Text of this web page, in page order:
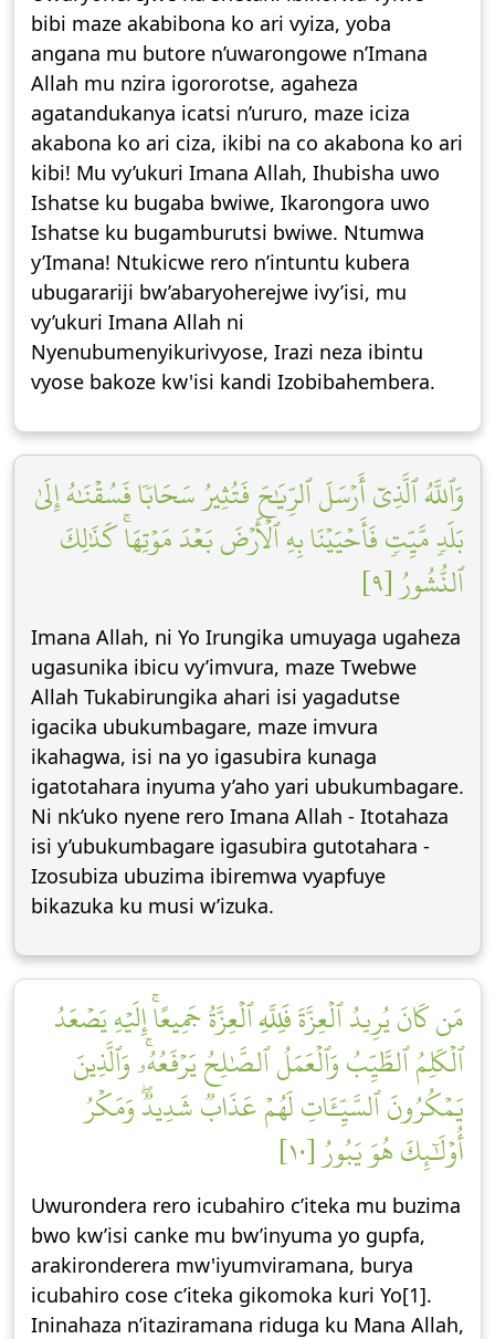
bibi maze akabibona ko ari vyiza, yoba
angana mu butore n’uwarongowe n’Imana
Allah mu nzira igororotse, agaheza
agatandukanya icatsi n’ururo, maze iciza
akabona ko ari ciza, ikibi na co akabona ko ari
kibi! Mu vy’ukuri Imana Allah, Ihubisha uwo
Ishatse ku bugaba bwiwe, Ikarongora uwo
Ishatse ku bugamburutsi bwiwe. Ntumwa
y’Imana! Ntukicwe rero n’intuntu kubera
ubugarariji bw’abaryoherejwe ivy’isi, mu
vy’ukuri Imana Allah ni
Nyenubumenyikurivyose, Irazi neza ibintu
vyose bakoze kw'isi kandi Izobibahembera.
وَٱللَّهُ ٱلَّذِيٓ أَرۡسَلَ ٱلرِّيَٰحَ فَتُثِيرُ سَحَابٗا فَسُقۡنَٰهُ إِلَىٰ
بَلَدٖ مَّيِّتٖ فَأَحۡيَيۡنَا بِهِ ٱلۡأَرۡضَ بَعۡدَ مَوۡتِهَاۚ كَذَٰلِكَ
ٱلنُّشُورُ [٩]
Imana Allah, ni Yo Irungika umuyaga ugaheza
ugasunika ibicu vy’imvura, maze Twebwe
Allah Tukabirungika ahari isi yagadutse
igacika ubukumbagare, maze imvura
ikahagwa, isi na yo igasubira kunaga
igatotahara inyuma y’aho yari ubukumbagare.
Ni nk’uko nyene rero Imana Allah - Itotahaza
isi y’ubukumbagare igasubira gutotahara -
Izosubiza ubuzima ibiremwa vyapfuye
bikazuka ku musi w’izuka.
مَن كَانَ يُرِيدُ ٱلۡعِزَّةَ فَلِلَّهِ ٱلۡعِزَّةُ جَمِيعًاۚ إِلَيۡهِ يَصۡعَدُ
ٱلۡكَلِمُ ٱلطَّيِّبُ وَٱلۡعَمَلُ ٱلصَّٰلِحُ يَرۡفَعُهُۥۚ وَٱلَّذِينَ
يَمۡكُرُونَ ٱلسَّيِّـَٔاتِ لَهُمۡ عَذَابٞ شَدِيدٞۖ وَمَكۡرُ
أُوْلَٰٓئِكَ هُوَ يَبُورُ [١٠]
Uwurondera rero icubahiro c’iteka mu buzima
bwo kw’isi canke mu bw’inyuma yo gupfa,
arakironderera mw'iyumviramana, burya
icubahiro cose c’iteka gikomoka kuri Yo[1].
Ininahaza n’itaziramana riduga ku Mana Allah,